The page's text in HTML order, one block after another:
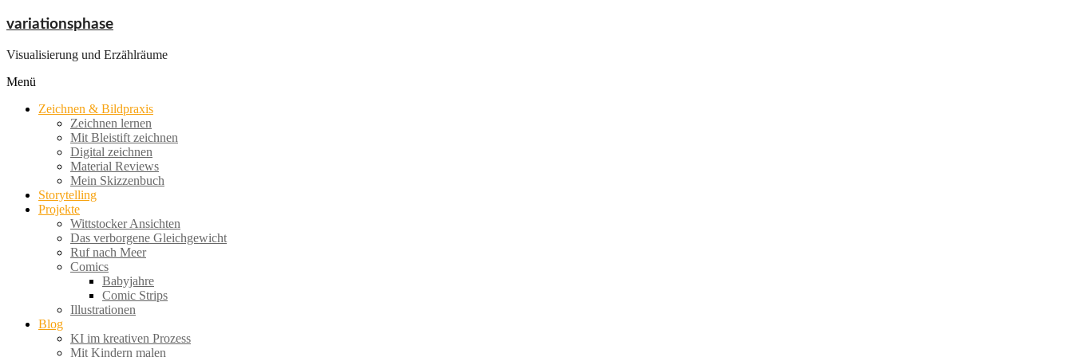
Zum
springen
variationsphase
Visualisierung und Erzählräume
Menü
Zeichnen & Bildpraxis
Zeichnen lernen
Mit Bleistift zeichnen
Digital zeichnen
Material Reviews
Mein Skizzenbuch
Storytelling
Projekte
Wittstocker Ansichten
Das verborgene Gleichgewicht
Ruf nach Meer
Comics
Babyjahre
Comic Strips
Illustrationen
Blog
KI im kreativen Prozess
Mit Kindern malen